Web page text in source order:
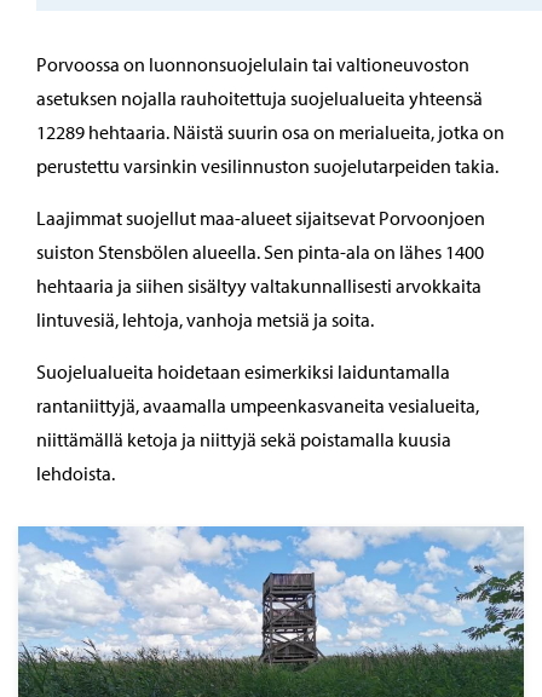
Porvoossa on luonnonsuojelulain tai valtioneuvoston
asetuksen nojalla rauhoitettuja suojelualueita yhteensä
12289 hehtaaria. Näistä suurin osa on merialueita, jotka on
perustettu varsinkin vesilinnuston suojelutarpeiden takia.
Laajimmat suojellut maa-alueet sijaitsevat Porvoonjoen
suiston Stensbölen alueella. Sen pinta-ala on lähes 1400
hehtaaria ja siihen sisältyy valtakunnallisesti arvokkaita
lintuvesiä, lehtoja, vanhoja metsiä ja soita.
Suojelualueita hoidetaan esimerkiksi laiduntamalla
rantaniittyjä, avaamalla umpeenkasvaneita vesialueita,
niittämällä ketoja ja niittyjä sekä poistamalla kuusia
lehdoista.